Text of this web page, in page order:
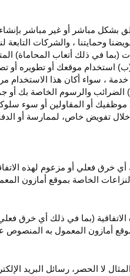
بشكل مباشر أو غير مباشر
وحمايتنا ، والشركات
(بما في ذلك أتعاب المحاماة)
موقعك أو تطويره أو
، سواء أكان هذا الاستخدام
الضرائب والرسوم الخاصة بك أو
أو المقاولين أو سوء
تفويض خاص، لممارسة أو
أي خرق فعلي أو مزعوم لهذه
النزاعات الخاصة بموقع أمازون
(بما في ذلك أي خرق
أمازون المعمول به المنصوص
لا الحصر، رسائل البريد